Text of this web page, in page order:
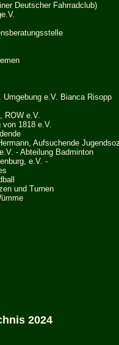
Deutscher Fahrradclub)
e.V. Bianca Risopp
ROW e.V.
von 1818 e.V.
Aufsuchende
- Abteilung Badminton
e.V. -
und Turnen
2024